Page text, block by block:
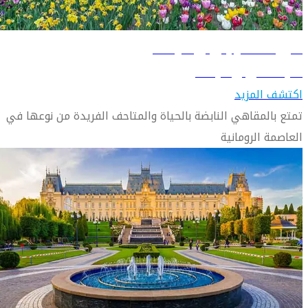
دليل السفر إلى بوخارست
تعرّف على بوخارست
اكتشف المزيد
تمتع بالمقاهي النابضة بالحياة والمتاحف الفريدة من نوعها في
العاصمة الرومانية